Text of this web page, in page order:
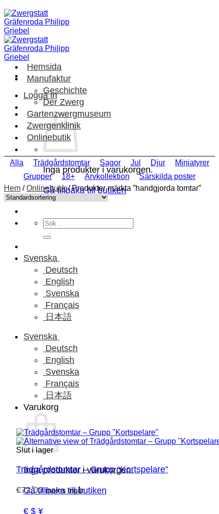
Skip
to
content
Logga in
Inga produkter i varukorgen.
Gå tillbaka till butiken
Sök
efter:
Svenska
Deutsch
English
Svenska
Français
日本語
Svenska
Deutsch
English
Svenska
Français
日本語
Varukorg
Inga produkter i varukorgen.
Gå tillbaka till butiken
€ $ ¥
Hemsida
Manufaktur
Geschichte
Der Zwerg
Gartenzwergmuseum
Zwergenklinik
Onlinebutik
Alla Trädgårdstomtar Sagor Jul Djur
Miniatyrer
Grupper
18+ Arvkollektion
Särskilda poster
Hem / Onlinebutik /Produkter märkta ”handgjorda tomtar”
Slut i lager
Trädgårdstomtar – Grupp “Kortspelare”
€72,00 moms ingår.